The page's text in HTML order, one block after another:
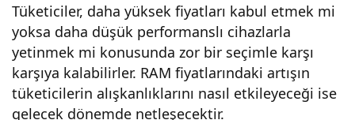
Tüketiciler, daha yüksek fiyatları kabul etmek mi
yoksa daha düşük performanslı cihazlarla
yetinmek mi konusunda zor bir seçimle karşı
karşıya kalabilirler. RAM fiyatlarındaki artışın
tüketicilerin alışkanlıklarını nasıl etkileyeceği ise
gelecek dönemde netleşecektir.